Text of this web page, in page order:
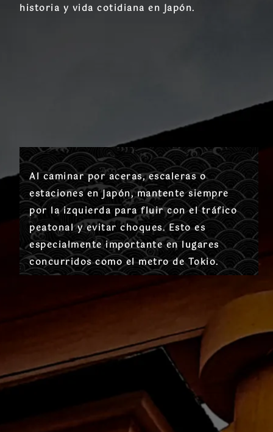
historia y vida cotidiana en Japón.
Al caminar por aceras, escaleras o
estaciones en Japón,mantente siempre
por la izquierda para fluir con el tráfico
peatonal y evitar choques. Esto es
especialmente importante en lugares
concurridos como el metro de Tokio.